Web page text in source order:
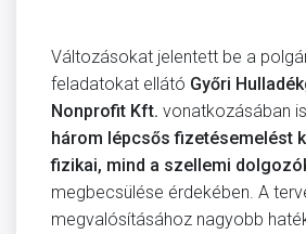
Változásokat jelentett be a
feladatokat ellátó Győri
Nonprofit Kft. vonatkozásában
három lépcsős fizetésemelést
fizikai, mind a szellemi
megbecsülése érdekében. A
megvalósításához nagyobb